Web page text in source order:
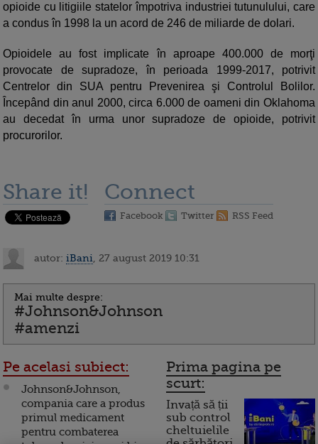
opioide cu litigiile statelor împotriva industriei tutunulului, care
a condus în 1998 la un acord de 246 de miliarde de dolari.
Opioidele au fost implicate în aproape 400.000 de morţi
provocate de supradoze, în perioada 1999-2017, potrivit
Centrelor din SUA pentru Prevenirea şi Controlul Bolilor.
Începând din anul 2000, circa 6.000 de oameni din Oklahoma
au decedat în urma unor supradoze de opioide, potrivit
procurorilor.
Share it! Connect
Facebook Twitter RSS Feed
autor: iBani , 27 august 2019 10:31
Mai multe despre:
#Johnson&Johnson
#amenzi
Pe acelasi subiect:
Johnson&Johnson,
compania care a produs
primul medicament
pentru combaterea
Prima pagina pe
scurt:
Invață să ții
sub control
cheltuielile